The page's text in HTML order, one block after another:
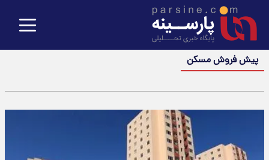
پیش فروش مسکن